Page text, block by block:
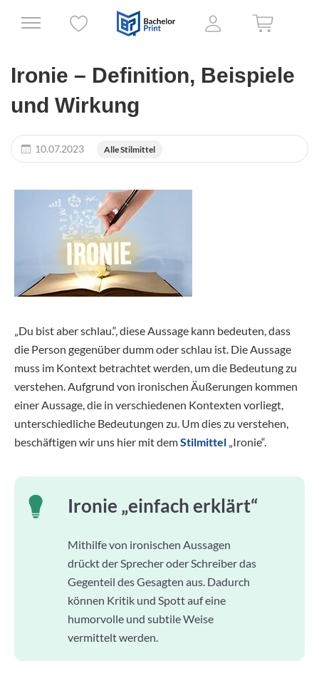
Ironie – Definition, Beispiele
und Wirkung
10.07.2023 Alle Stilmittel
„Du bist aber schlau.“, diese Aussage kann bedeuten, dass
die Person gegenüber dumm oder schlau ist. Die Aussage
muss im Kontext betrachtet werden, um die Bedeutung zu
verstehen. Aufgrund von ironischen Äußerungen kommen
einer Aussage, die in verschiedenen Kontexten vorliegt,
unterschiedliche Bedeutungen zu. Um dies zu verstehen,
beschäftigen wir uns hier mit demStilmittel „Ironie“.
Ironie „einfach erklärt“
Mithilfe von ironischen Aussagen
drückt der Sprecher oder Schreiber das
Gegenteil des Gesagten aus. Dadurch
können Kritik und Spott auf eine
humorvolle und subtile Weise
vermittelt werden.